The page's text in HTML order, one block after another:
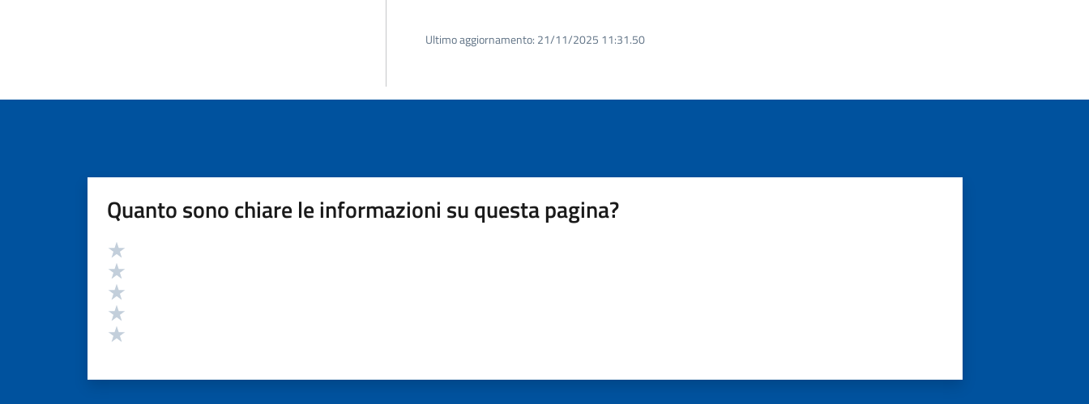
Ultimo aggiornamento: 21/11/2025 11:31.50
Quanto sono chiare le informazioni su questa pagina?
Valutazione